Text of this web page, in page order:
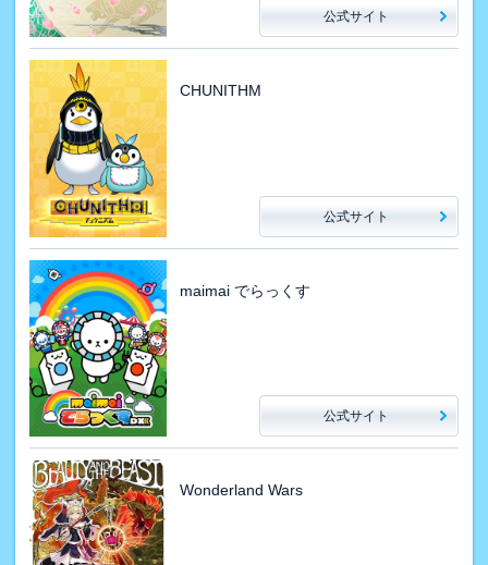
公式サイト
CHUNITHM
公式サイト
maimai でらっくす
公式サイト
Wonderland Wars